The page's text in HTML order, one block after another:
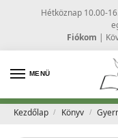
Hétköznap 10.00-
Fiókom |
MENÜ
Kezdőlap / Könyv /